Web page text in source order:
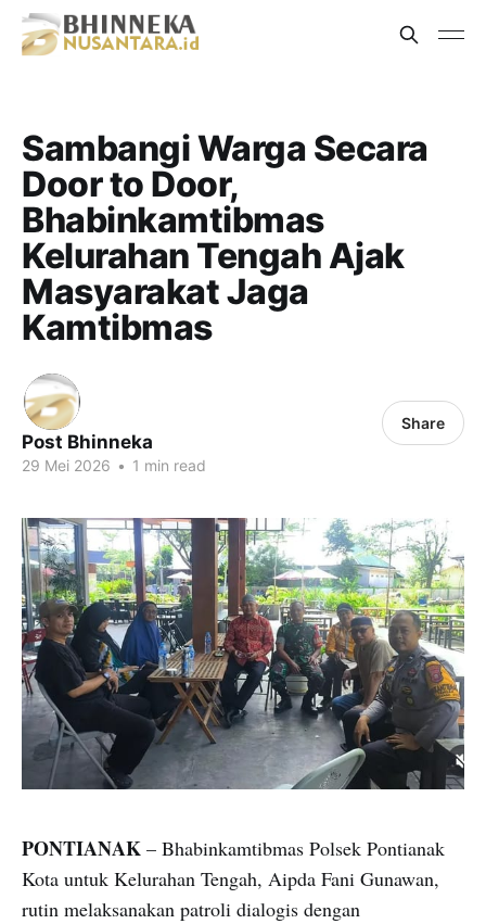
Sambangi Warga Secara
Door to Door,
Bhabinkamtibmas
Kelurahan Tengah Ajak
Masyarakat Jaga
Kamtibmas
Post Bhinneka
29 Mei 2026 • 1 min read
Share
PONTIANAK – Bhabinkamtibmas Polsek Pontianak
Kota untuk Kelurahan Tengah, Aipda Fani Gunawan,
rutin melaksanakan patroli dialogis dengan